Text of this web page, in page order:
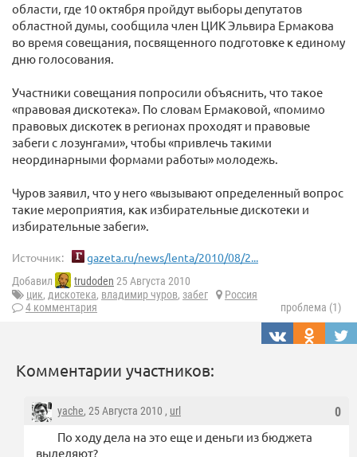
области, где 10 октября пройдут выборы депутатов
областной думы, сообщила член ЦИК Эльвира Ермакова
во время совещания, посвященного подготовке к единому
дню голосования.
Участники совещания попросили объяснить, что такое
«правовая дискотека». По словам Ермаковой, «помимо
правовых дискотек в регионах проходят и правовые
забеги с лозунгами», чтобы «привлечь такими
неординарными формами работы» молодежь.
Чуров заявил, что у него «вызывают определенный вопрос
такие мероприятия, как избирательные дискотеки и
избирательные забеги».
Источник: gazeta.ru/news/lenta/2010/08/2...
Добавил trudoden 25 Августа 2010
цик, дискотека, владимир чуров, забег
Россия
4 комментария
проблема (1)
Комментарии участников:
0
yache, 25 Августа 2010 , url
По ходу дела на это еще и деньги из бюджета
выделяют?